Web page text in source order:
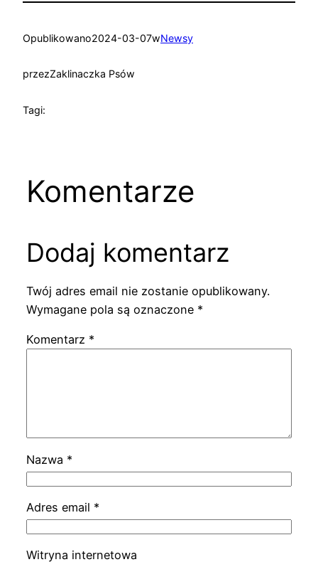
Opublikowano2024-03-07wNewsy
przezZaklinaczka Psów
Tagi:
Komentarze
Dodaj komentarz
Twój adres email nie zostanie opublikowany.
Wymagane pola są oznaczone *
Komentarz *
Nazwa *
Adres email *
Witryna internetowa